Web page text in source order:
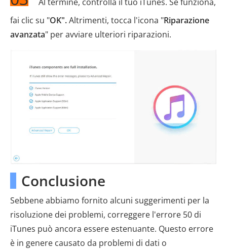
fai clic su "OK".Altrimenti, tocca l'icona "Riparazione
avanzata" per avviare ulteriori riparazioni.
Conclusione
Sebbene abbiamo fornito alcuni suggerimenti per la
risoluzione dei problemi, correggere l'errore 50 di
iTunes può ancora essere estenuante. Questo errore
è in genere causato da problemi di dati o